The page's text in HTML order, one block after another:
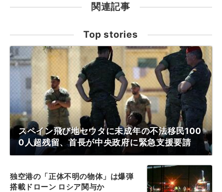
関連記事
Top stories
スペイン飛び地セウタに未成年の不法移民100
0人超残留、首長が中央政府に緊急支援要請
独空港の「正体不明の物体」は爆弾
搭載ドローン ロシア関与か